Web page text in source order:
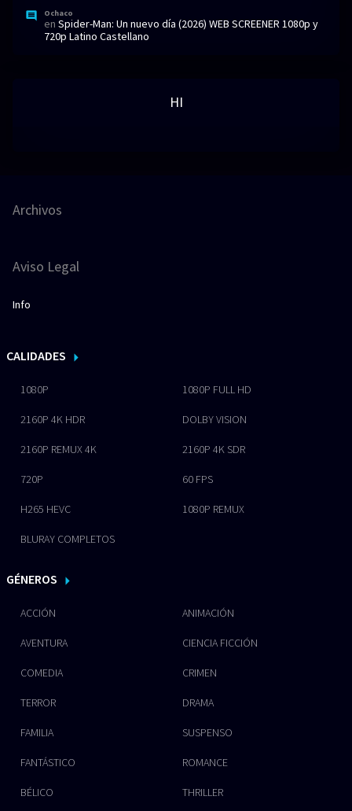
Ochaco
en Spider-Man: Un nuevo día (2026) WEB SCREENER 1080p y
720p Latino Castellano
HI
Archivos
Aviso Legal
Info
CALIDADES
1080P 1080P FULL HD
2160P 4K HDR DOLBY VISION
2160P REMUX 4K 2160P 4K SDR
720P 60 FPS
H265 HEVC 1080P REMUX
BLURAY COMPLETOS
GÉNEROS
ACCIÓN ANIMACIÓN
AVENTURA CIENCIA FICCIÓN
COMEDIA CRIMEN
TERROR DRAMA
FAMILIA SUSPENSO
FANTÁSTICO ROMANCE
BÉLICO THRILLER